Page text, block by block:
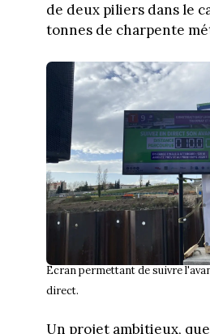
de deux piliers dans le
tonnes de charpente
Ecran permettant de suivre
direct.
Un projet ambitieux,